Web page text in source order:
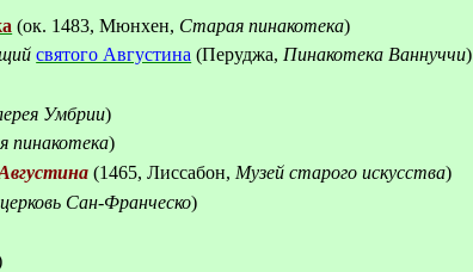
(ок. 1483, Мюнхен, Старая пинакотека)
святого Августина (Перуджа, Пинакотека Ваннуччи)
Умбрии)
пинакотека)
(1465, Лиссабон, Музей старого искусства)
церковь Сан-Франческо)